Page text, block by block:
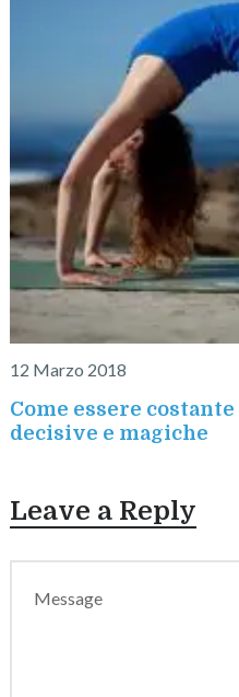
12 Marzo 2018
Come essere
decisive e magiche
Leave a Reply